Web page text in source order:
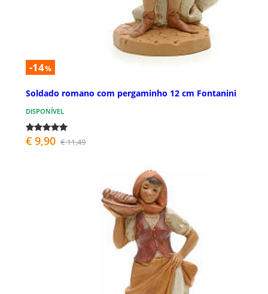
-14%
Soldado romano com pergaminho 12 cm Fontanini
DISPONÍVEL
€ 9,90 € 11,49